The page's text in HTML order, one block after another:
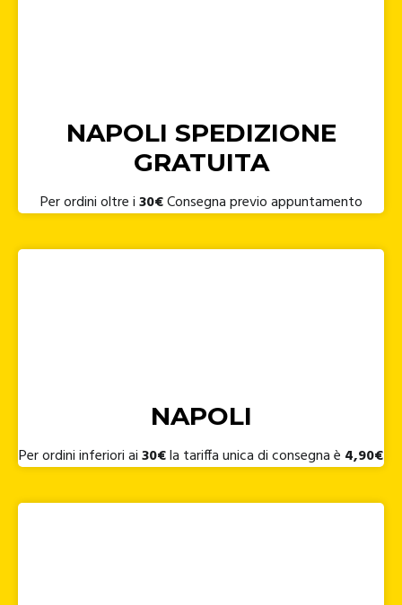
NAPOLI SPEDIZIONE
GRATUITA
Per ordini oltre i30€Consegna previo appuntamento
NAPOLI
Per ordini inferiori ai30€la tariffa unica di consegna è 4,90€